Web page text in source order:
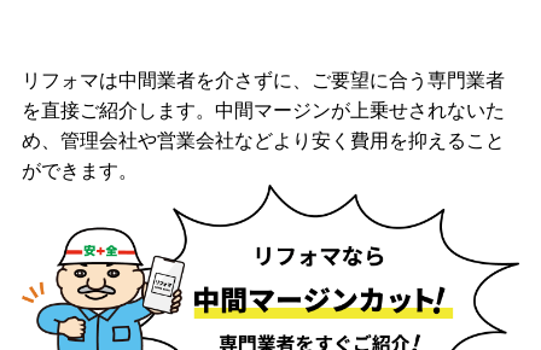
リフォマは中間業者を介さずに、ご要望に合う専門業者
を直接ご紹介します。中間マージンが上乗せされないた
め、管理会社や営業会社などより安く費用を抑えること
ができます。